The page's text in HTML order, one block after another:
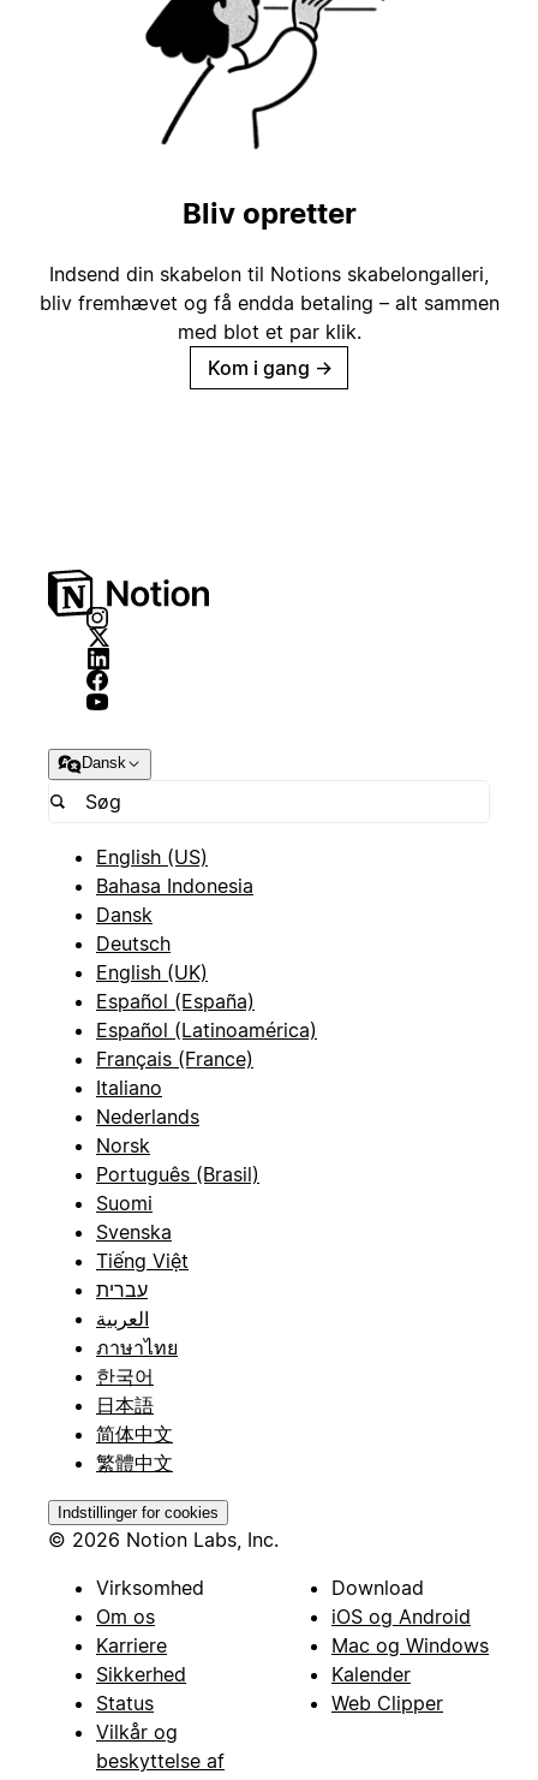
Bliv opretter
Indsend din skabelon til Notions skabelongalleri,
bliv fremhævet og få endda betaling – alt sammen
med blot et par klik.
Kom i gang →
Dansk
English (US)
Bahasa Indonesia
Dansk
Deutsch
English (UK)
Español (España)
Español (Latinoamérica)
Français (France)
Italiano
Nederlands
Norsk
Português (Brasil)
Suomi
Svenska
Tiếng Việt
עברית
العربية
ภาษาไทย
한국어
日本語
简体中文
繁體中文
Indstillinger for cookies
© 2026 Notion Labs, Inc.
Virksomhed
Om os
Karriere
Sikkerhed
Status
Vilkår og
beskyttelse af
Download
iOS og Android
Mac og Windows
Kalender
Web Clipper